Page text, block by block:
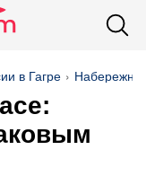
в Гагре